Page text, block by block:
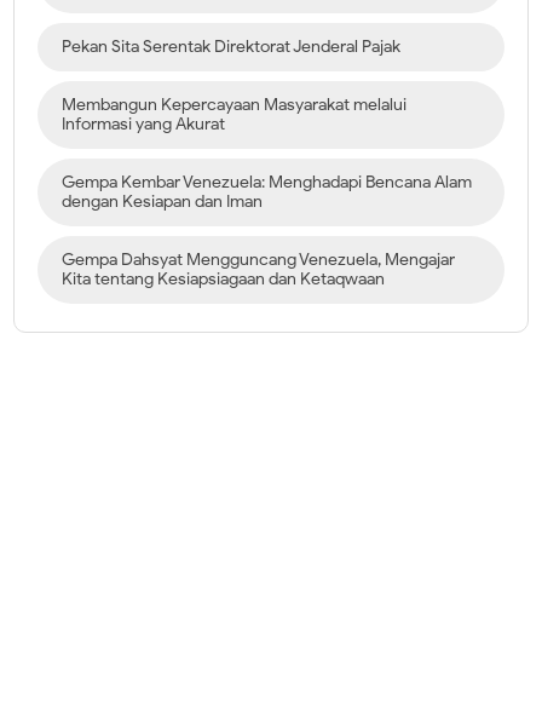
Pekan Sita Serentak Direktorat Jenderal Pajak
Membangun Kepercayaan Masyarakat melalui
Informasi yang Akurat
Gempa Kembar Venezuela: Menghadapi Bencana Alam
dengan Kesiapan dan Iman
Gempa Dahsyat Mengguncang Venezuela, Mengajar
Kita tentang Kesiapsiagaan dan Ketaqwaan